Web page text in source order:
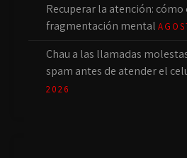
Recuperar la atención: cómo
fragmentación mental
Chau a las llamadas
spam antes de atender el
2026